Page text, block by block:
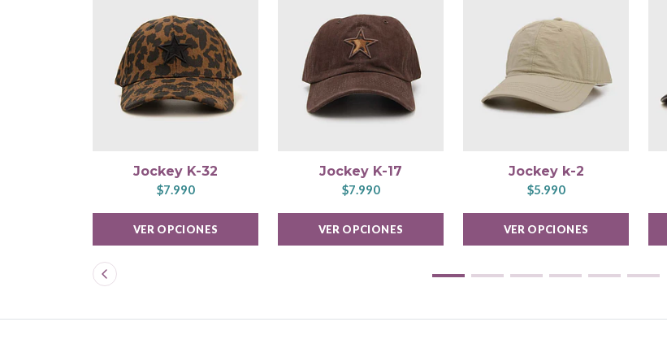
Jockey K-32
$7.990
VER OPCIONES
Jockey K-17
$7.990
VER OPCIONES
Jockey k-2
$5.990
VER OPCIONES